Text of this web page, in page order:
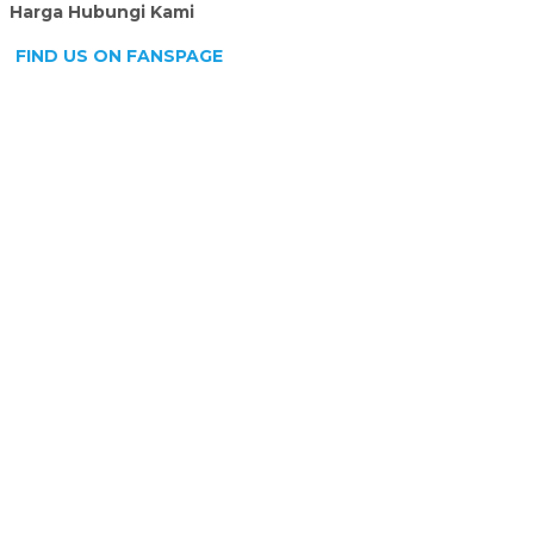
Harga Hubungi Kami
FIND US ON FANSPAGE